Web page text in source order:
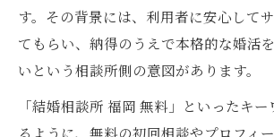
す。その背景には、利用者に安心して
てもらい、納得のうえで本格的な婚活
いという相談所側の意図があります。
「結婚相談所 福岡 無料」といったキ
るように、無料の初回相談やプロフィ